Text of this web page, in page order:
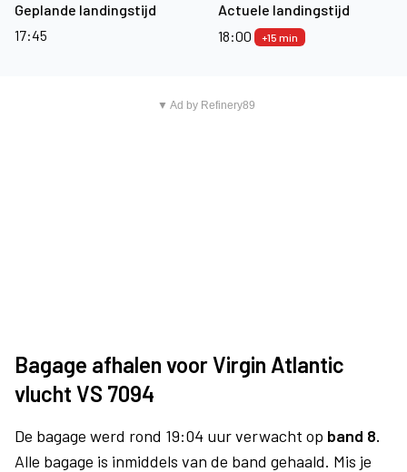
Geplande landingstijd
17:45
Actuele landingstijd
18:00
+15 min
▼ Ad by Refinery89
Bagage afhalen voor Virgin Atlantic
vlucht VS 7094
De bagage werd rond 19:04 uur verwacht op band 8.
Alle bagage is inmiddels van de band gehaald. Mis je